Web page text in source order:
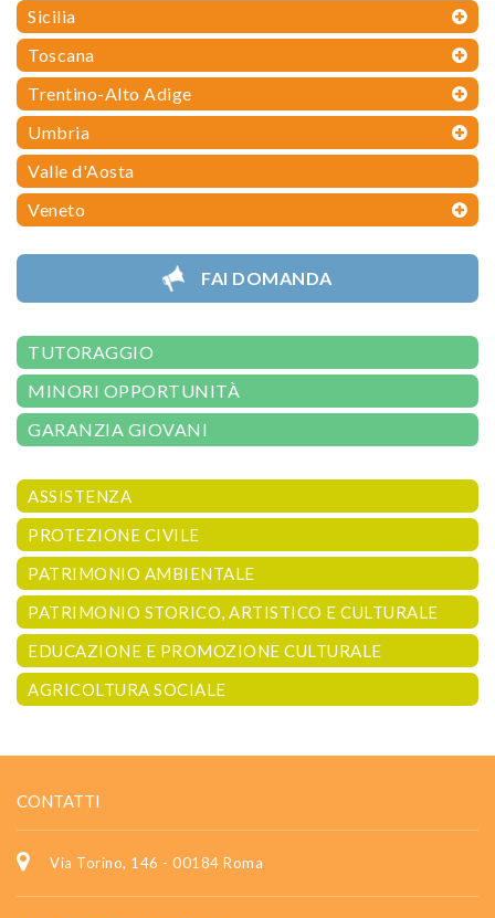
Sicilia
Toscana
Trentino-Alto Adige
Umbria
Valle d'Aosta
Veneto
FAI DOMANDA
TUTORAGGIO
MINORI OPPORTUNITÀ
GARANZIA GIOVANI
ASSISTENZA
PROTEZIONE CIVILE
PATRIMONIO AMBIENTALE
PATRIMONIO STORICO, ARTISTICO E CULTURALE
EDUCAZIONE E PROMOZIONE CULTURALE
AGRICOLTURA SOCIALE
CONTATTI
Via Torino, 146 - 00184 Roma